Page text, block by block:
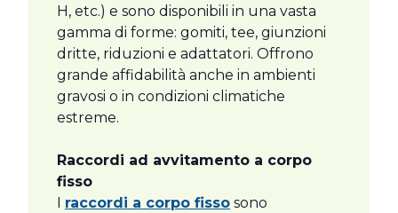
H, etc.) e sono disponibili in una vasta
gamma di forme: gomiti, tee, giunzioni
dritte, riduzioni e adattatori. Offrono
grande affidabilità anche in ambienti
gravosi o in condizioni climatiche
estreme.
Raccordi ad avvitamento a corpo
fisso
I raccordi a corpo fisso sono